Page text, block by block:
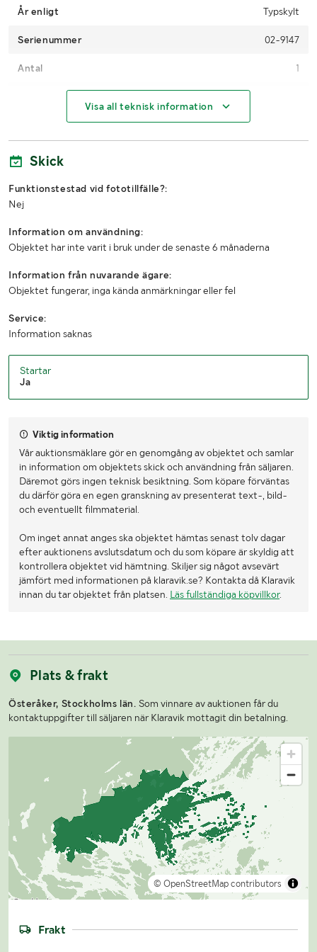
År enligt Typskylt
Serienummer 02-9147
Antal 1
Bredd (m)
Höjd (m)
Övriga mått 400V 50Hz 7351h
Visa all teknisk information
Skick
Funktionstestad vid fototillfälle?:
Nej
Information om användning:
Objektet har inte varit i bruk under de senaste 6 månaderna
Information från nuvarande ägare:
Objektet fungerar, inga kända anmärkningar eller fel
Service:
Information saknas
Startar
Ja
Viktig information
Vår auktionsmäklare gör en genomgång av objektet och samlar
in information om objektets skick och användning från säljaren.
Däremot görs ingen teknisk besiktning. Som köpare förväntas
du därför göra en egen granskning av presenterat text-, bild-
och eventuellt filmmaterial.
Om inget annat anges ska objektet hämtas senast tolv dagar
efter auktionens avslutsdatum och du som köpare är skyldig att
kontrollera objektet vid hämtning. Skiljer sig något avsevärt
jämfört med informationen på klaravik.se? Kontakta då Klaravik
innan du tar objektet från platsen. Läs fullständiga köpvillkor.
Plats & frakt
Österåker, Stockholms län. Som vinnare av auktionen får du
kontaktuppgifter till säljaren när Klaravik mottagit din betalning.
© OpenStreetMap contributors
Frakt